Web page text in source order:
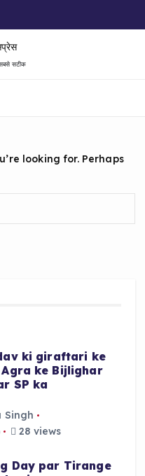
सटीक
looking for. Perhaps
ki giraftari ke
ke Bijlighar
SP ka
Singh
28 views
Day par Tirange